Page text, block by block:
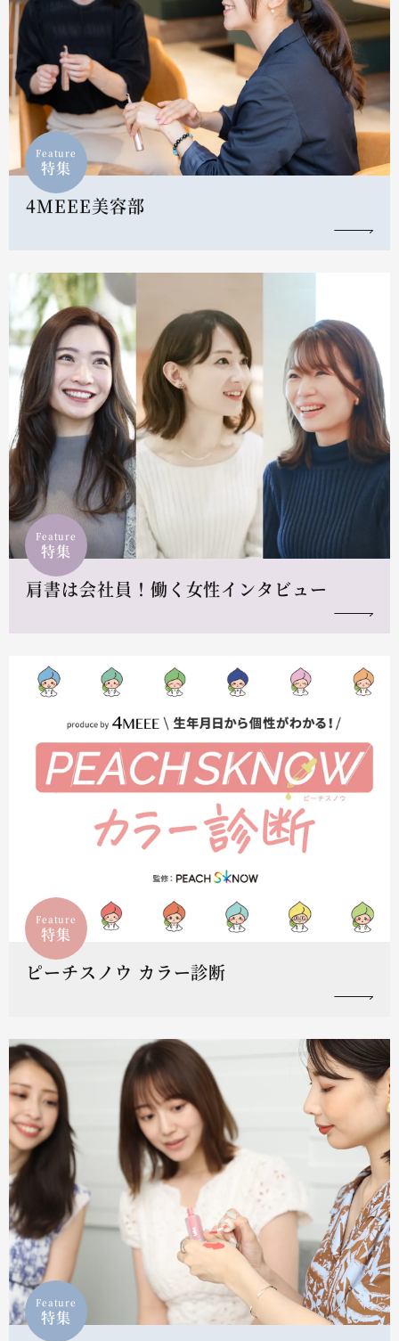
Feature
特集
4MEEE美容部
Feature
特集
肩書は会社員！働く女性インタビュー
Feature
特集
ピーチスノウ カラー診断
Feature
特集